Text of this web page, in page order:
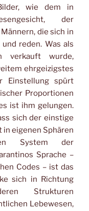
wie dem in
der
die sich in
reden. Was als
verkauft wurde,
ehrgeizigstes
Einstellung spürt
Proportionen
ist ihm gelungen.
sich der einstige
eigenen Sphären
System der
Sprache –
Codes – ist das
sich in Richtung
Strukturen
Lebewesen,